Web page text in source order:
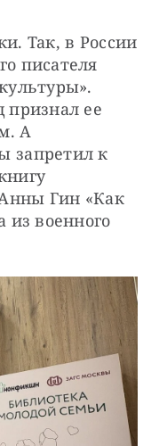
Так, в России
писателя
признал ее
А
запретил к
Гин «Как
из военного